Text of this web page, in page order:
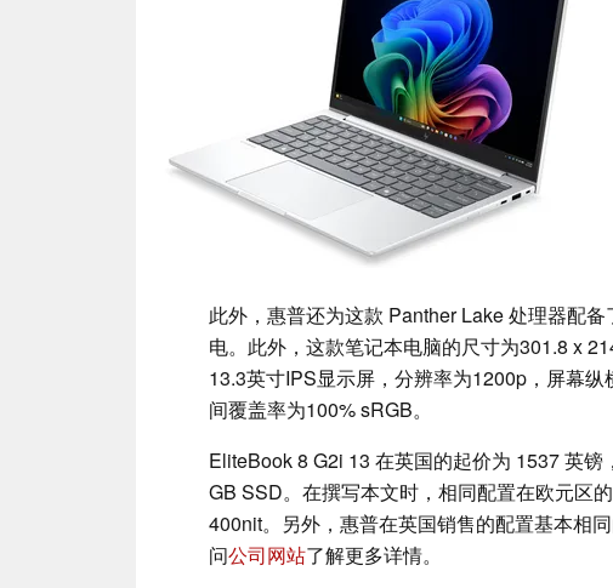
此外，惠普还为这款 Panther Lake 处理器配
电。此外，这款笔记本电脑的尺寸为301.8 x
13.3英寸IPS显示屏，分辨率为1200p，屏幕
间覆盖率为100% sRGB。
EliteBook 8 G2i 13 在英国的起价为 1537 英
GB SSD。在撰写本文时，相同配置在欧元区
400nit。另外，惠普在英国销售的配置基本相
问公司网站了解更多详情。